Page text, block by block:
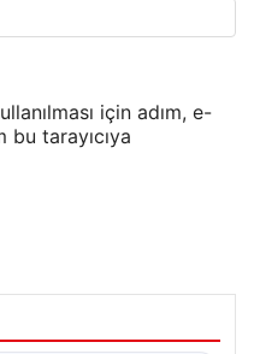
için adım, e-
tarayıcıya